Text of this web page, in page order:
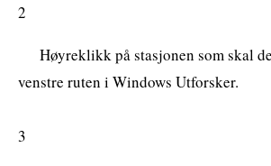
2
Høyreklikk på stasjonen som skal
venstre ruten i Windows Utforsker.
3